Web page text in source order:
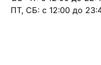
ПТ, СБ: с 12:00 до